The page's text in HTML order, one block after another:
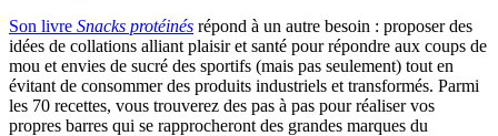
Son livre Snacks protéinés répond à un autre besoin : proposer des
idées de collations alliant plaisir et santé pour répondre aux coups de
mou et envies de sucré des sportifs (mais pas seulement) tout en
évitant de consommer des produits industriels et transformés. Parmi
les 70 recettes, vous trouverez des pas à pas pour réaliser vos
propres barres qui se rapprocheront des grandes marques du